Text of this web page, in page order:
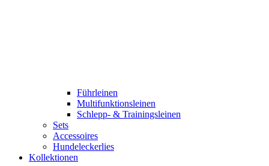
Führleinen
Multifunktionsleinen
Schlepp- & Trainingsleinen
Sets
Accessoires
Hundeleckerlies
Kollektionen